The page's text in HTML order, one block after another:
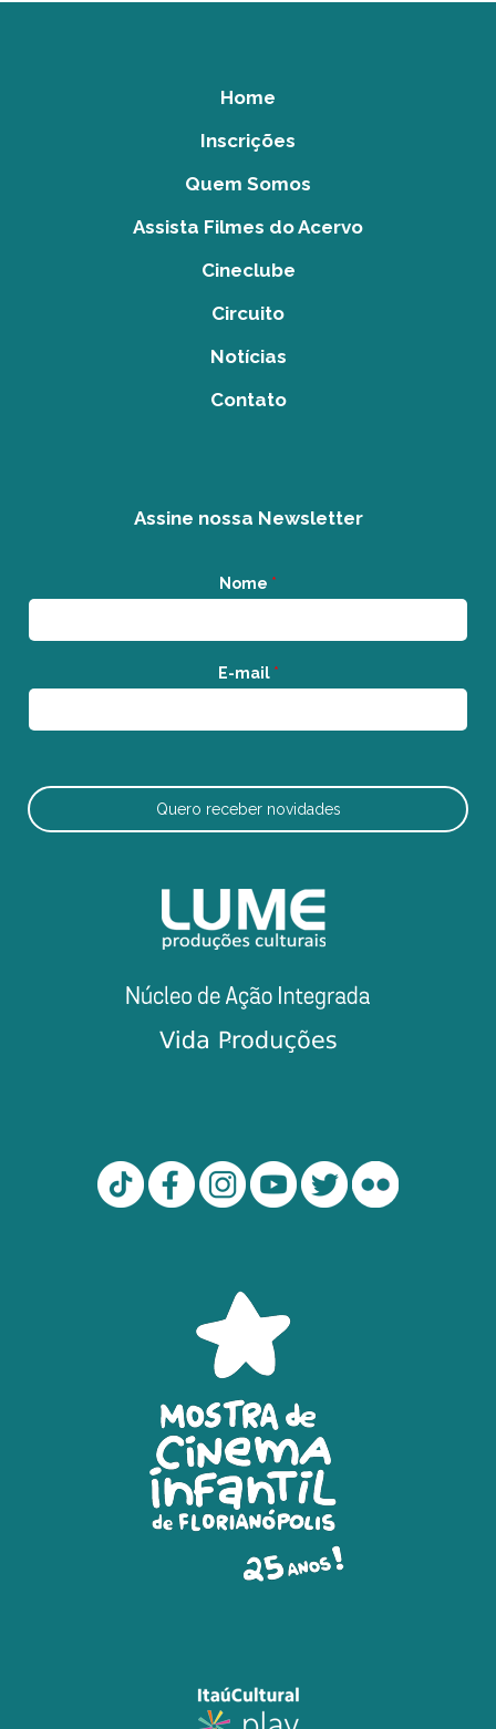
Home
Inscrições
Quem Somos
Assista Filmes do Acervo
Cineclube
Circuito
Notícias
Contato
Assine nossa Newsletter
Nome *
E-mail *
Quero receber novidades